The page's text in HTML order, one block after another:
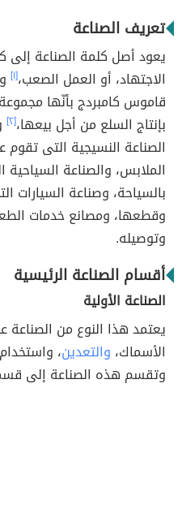
تعريف الصناعة
يعود أصل كلمة الصناعة إلى
الاجتهاد، أو العمل الصعب،[١]
قاموس كامبردج بأنّها
بإنتاج السلع من أجل بيعها،[٢]
الصناعة النسيجية التى تقوم
الملابس، والصناعة
بالسياحة، وصناعة السيارات
وقطعها، ومصانع خدمات
وتوصيله.
أقسام الصناعة الرئيسية
الصناعة الأولية
يعتمد هذا النوع من الصناعة
الأسماك، والتعدين،
وتقسم هذه الصناعة إلى